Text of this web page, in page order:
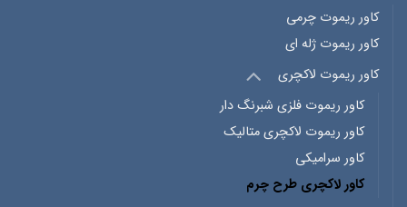
کاور ریموت چرمی
کاور ریموت ژله ای
کاور ریموت لاکچری
کاور ریموت فلزی شبرنگ دار
کاور ریموت لاکچری متالیک
کاور سرامیکی
کاور لاکچری طرح چرم